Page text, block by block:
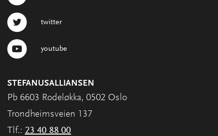
twitter
youtube
STEFANUSALLIANSEN
Pb 6603 Rodeløkka, 0502 Oslo
Trondheimsveien 137
Tlf.: 23 40 88 00